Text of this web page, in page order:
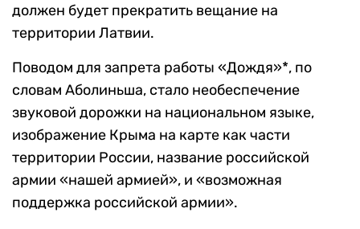
должен будет прекратить вещание на
территории Латвии.
Поводом для запрета работы «Дождя»*, по
словам Аболиньша, стало необеспечение
звуковой дорожки на национальном языке,
изображение Крыма на карте как части
территории России, название российской
армии «нашей армией», и «возможная
поддержка российской армии».